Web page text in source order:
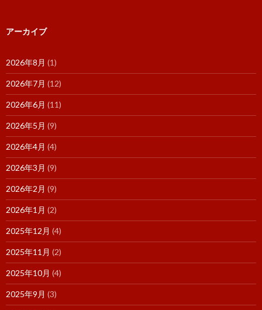
アーカイブ
2026年8月 (1)
2026年7月 (12)
2026年6月 (11)
2026年5月 (9)
2026年4月 (4)
2026年3月 (9)
2026年2月 (9)
2026年1月 (2)
2025年12月 (4)
2025年11月 (2)
2025年10月 (4)
2025年9月 (3)